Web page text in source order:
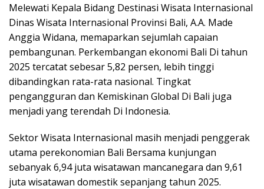
Melewati Kepala Bidang Destinasi Wisata Internasional
Dinas Wisata Internasional Provinsi Bali, A.A. Made
Anggia Widana, memaparkan sejumlah capaian
pembangunan. Perkembangan ekonomi Bali Di tahun
2025 tercatat sebesar 5,82 persen, lebih tinggi
dibandingkan rata-rata nasional. Tingkat
pengangguran dan Kemiskinan Global Di Bali juga
menjadi yang terendah Di Indonesia.
Sektor Wisata Internasional masih menjadi penggerak
utama perekonomian Bali Bersama kunjungan
sebanyak 6,94 juta wisatawan mancanegara dan 9,61
juta wisatawan domestik sepanjang tahun 2025.